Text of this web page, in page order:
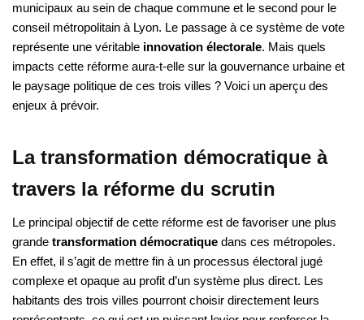
municipaux au sein de chaque commune et le second pour le
conseil métropolitain à Lyon. Le passage à ce système de vote
représente une véritable innovation électorale. Mais quels
impacts cette réforme aura-t-elle sur la gouvernance urbaine et
le paysage politique de ces trois villes ? Voici un aperçu des
enjeux à prévoir.
La transformation démocratique à
travers la réforme du scrutin
Le principal objectif de cette réforme est de favoriser une plus
grande transformation démocratique dans ces métropoles.
En effet, il s’agit de mettre fin à un processus électoral jugé
complexe et opaque au profit d’un système plus direct. Les
habitants des trois villes pourront choisir directement leurs